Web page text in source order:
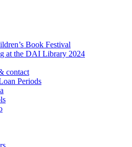
Book Festival
at the DAI Library 2024
contact
Periods